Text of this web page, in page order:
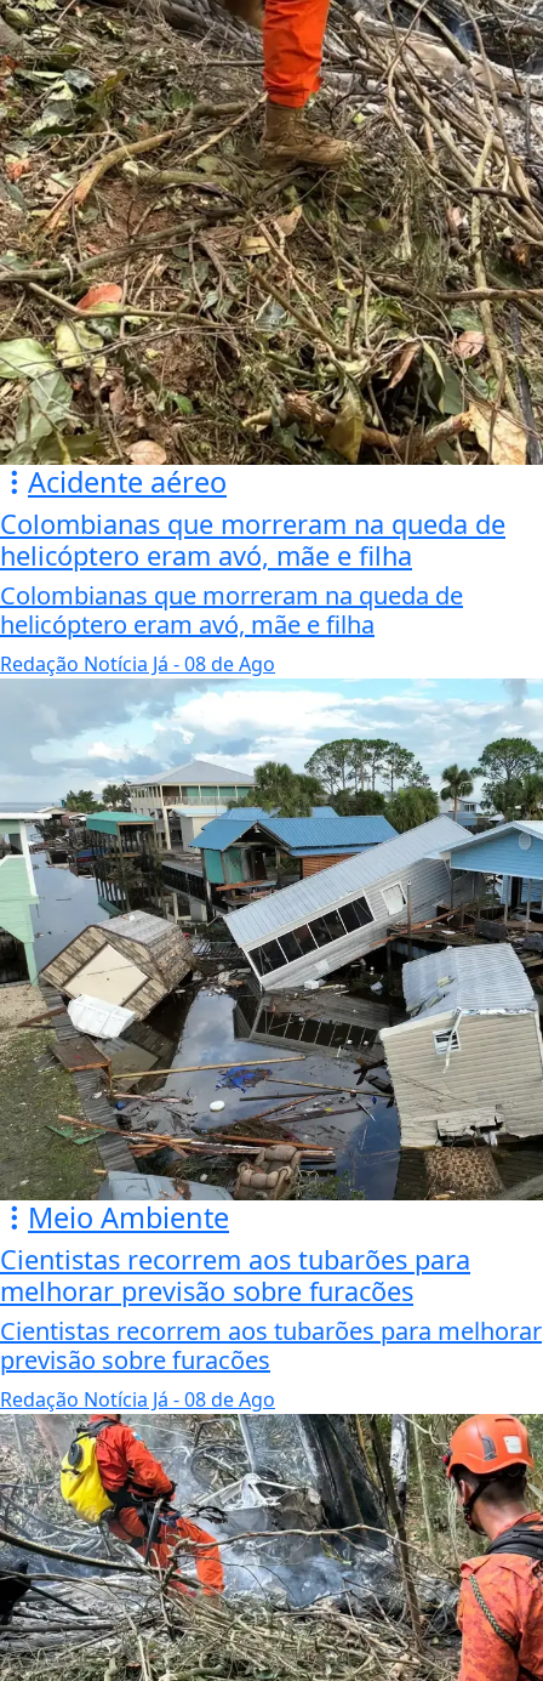
Acidente aéreo
Colombianas que morreram na queda de
helicóptero eram avó, mãe e filha
Colombianas que morreram na queda de
helicóptero eram avó, mãe e filha
Redação Notícia Já - 08 de Ago
Meio Ambiente
Cientistas recorrem aos tubarões para
melhorar previsão sobre furacões
Cientistas recorrem aos tubarões para melhorar
previsão sobre furacões
Redação Notícia Já - 08 de Ago